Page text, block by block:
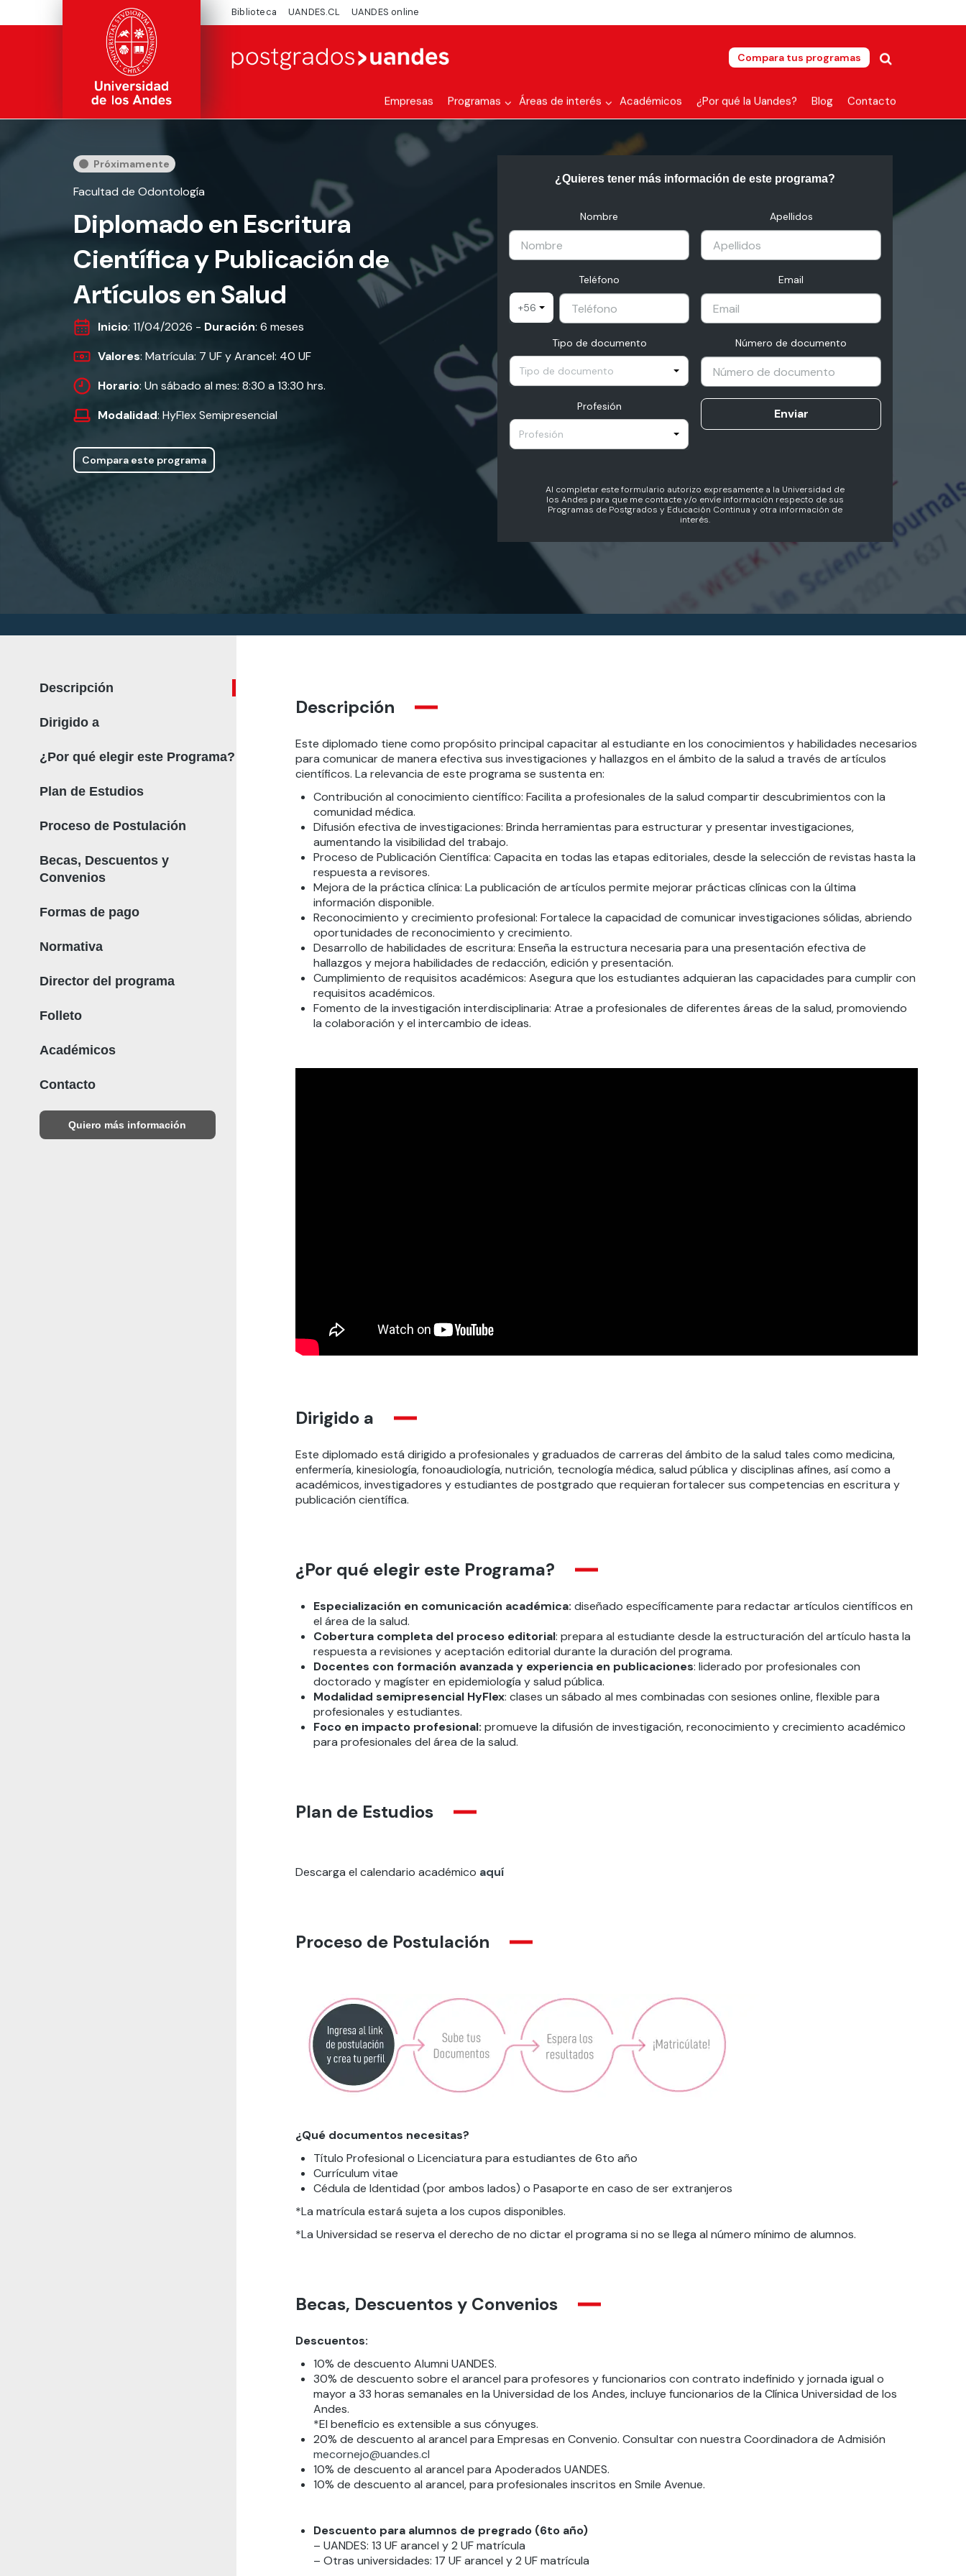
Biblioteca UANDES.CL UANDES online
Compara tus programas
Empresas Programas Áreas de interés Académicos ¿Por qué la Uandes? Blog Contacto
Próximamente
Facultad de Odontología
Diplomado en Escritura
Científica y Publicación de
Artículos en Salud
Inicio: 11/04/2026 - Duración: 6 meses
Valores: Matrícula: 7 UF y Arancel: 40 UF
Horario: Un sábado al mes: 8:30 a 13:30 hrs.
Modalidad: HyFlex Semipresencial
Compara este programa
¿Quieres tener más información de este programa?
Nombre Apellidos
Teléfono
+56
Email
Tipo de documento
Tipo de documento
Número de documento
Profesión
Profesión
Enviar
Al completar este formulario autorizo expresamente a la Universidad de
los Andes para que me contacte y/o envíe información respecto de sus
Programas de Postgrados y Educación Continua y otra información de
interés.
Descripción
Dirigido a
¿Por qué elegir este Programa?
Plan de Estudios
Proceso de Postulación
Becas, Descuentos y
Convenios
Formas de pago
Normativa
Director del programa
Folleto
Académicos
Contacto
Quiero más información
Descripción
Este diplomado tiene como propósito principal capacitar al estudiante en los conocimientos y habilidades necesarios
para comunicar de manera efectiva sus investigaciones y hallazgos en el ámbito de la salud a través de artículos
científicos. La relevancia de este programa se sustenta en:
Contribución al conocimiento científico: Facilita a profesionales de la salud compartir descubrimientos con la
comunidad médica.
Difusión efectiva de investigaciones: Brinda herramientas para estructurar y presentar investigaciones,
aumentando la visibilidad del trabajo.
Proceso de Publicación Científica: Capacita en todas las etapas editoriales, desde la selección de revistas hasta la
respuesta a revisores.
Mejora de la práctica clínica: La publicación de artículos permite mejorar prácticas clínicas con la última
información disponible.
Reconocimiento y crecimiento profesional: Fortalece la capacidad de comunicar investigaciones sólidas, abriendo
oportunidades de reconocimiento y crecimiento.
Desarrollo de habilidades de escritura: Enseña la estructura necesaria para una presentación efectiva de
hallazgos y mejora habilidades de redacción, edición y presentación.
Cumplimiento de requisitos académicos: Asegura que los estudiantes adquieran las capacidades para cumplir con
requisitos académicos.
Fomento de la investigación interdisciplinaria: Atrae a profesionales de diferentes áreas de la salud, promoviendo
la colaboración y el intercambio de ideas.
Dirigido a
Este diplomado está dirigido a profesionales y graduados de carreras del ámbito de la salud tales como medicina,
enfermería, kinesiología, fonoaudiología, nutrición, tecnología médica, salud pública y disciplinas afines, así como a
académicos, investigadores y estudiantes de postgrado que requieran fortalecer sus competencias en escritura y
publicación científica.
¿Por qué elegir este Programa?
Especialización en comunicación académica: diseñado específicamente para redactar artículos científicos en
el área de la salud.
Cobertura completa del proceso editorial: prepara al estudiante desde la estructuración del artículo hasta la
respuesta a revisiones y aceptación editorial durante la duración del programa.
Docentes con formación avanzada y experiencia en publicaciones: liderado por profesionales con
doctorado y magíster en epidemiología y salud pública.
Modalidad semipresencial HyFlex: clases un sábado al mes combinadas con sesiones online, flexible para
profesionales y estudiantes.
Foco en impacto profesional: promueve la difusión de investigación, reconocimiento y crecimiento académico
para profesionales del área de la salud.
Plan de Estudios
Descarga el calendario académico aquí
Proceso de Postulación
¿Qué documentos necesitas?
Título Profesional o Licenciatura para estudiantes de 6to año
Currículum vitae
Cédula de Identidad (por ambos lados) o Pasaporte en caso de ser extranjeros
*La matrícula estará sujeta a los cupos disponibles.
*La Universidad se reserva el derecho de no dictar el programa si no se llega al número mínimo de alumnos.
Becas, Descuentos y Convenios
Descuentos:
10% de descuento Alumni UANDES.
30% de descuento sobre el arancel para profesores y funcionarios con contrato indefinido y jornada igual o
mayor a 33 horas semanales en la Universidad de los Andes, incluye funcionarios de la Clínica Universidad de los
Andes.
*El beneficio es extensible a sus cónyuges.
20% de descuento al arancel para Empresas en Convenio. Consultar con nuestra Coordinadora de Admisión
mecornejo@uandes.cl
10% de descuento al arancel para Apoderados UANDES.
10% de descuento al arancel, para profesionales inscritos en Smile Avenue.
Descuento para alumnos de pregrado (6to año)
– UANDES: 13 UF arancel y 2 UF matrícula
– Otras universidades: 17 UF arancel y 2 UF matrícula